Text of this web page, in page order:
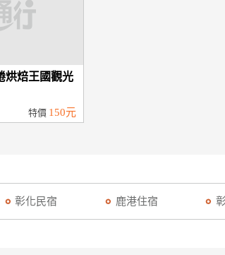
烘焙王國觀光
特價 150元
彰化民宿 鹿港住宿